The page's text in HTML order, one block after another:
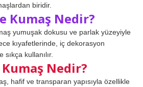
biridir.
Kumaş Nedir?
yumuşak dokusu ve parlak yüzeyiyle
kıyafetlerinde, iç dekorasyon
sıkça kullanılır.
Nedir?
hafif ve transparan yapısıyla özellikle